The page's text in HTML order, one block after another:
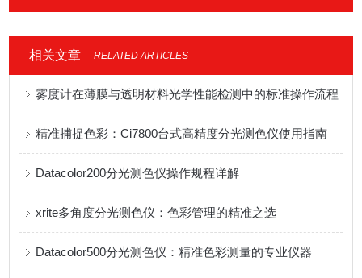
相关文章 RELATED ARTICLES
雾度计在薄膜与透明材料光学性能检测中的标准操作流程
精准捕捉色彩：Ci7800台式高精度分光测色仪使用指南
Datacolor200分光测色仪操作规程详解
xrite多角度分光测色仪：色彩管理的精准之选
Datacolor500分光测色仪：精准色彩测量的专业仪器